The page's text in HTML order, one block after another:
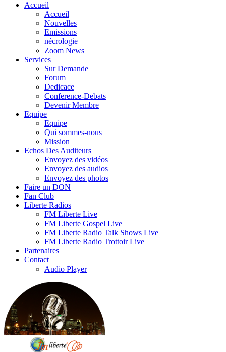
Accueil
Accueil
Nouvelles
Emissions
nécrologie
Zoom News
Services
Sur Demande
Forum
Dedicace
Conference-Debats
Devenir Membre
Equipe
Equipe
Qui sommes-nous
Mission
Echos Des Auditeurs
Envoyez des vidéos
Envoyez des audios
Envoyez des photos
Faire un DON
Fan Club
Liberte Radios
FM Liberte Live
FM Liberte Gospel Live
FM Liberte Radio Talk Shows Live
FM Liberte Radio Trottoir Live
Partenaires
Contact
Audio Player